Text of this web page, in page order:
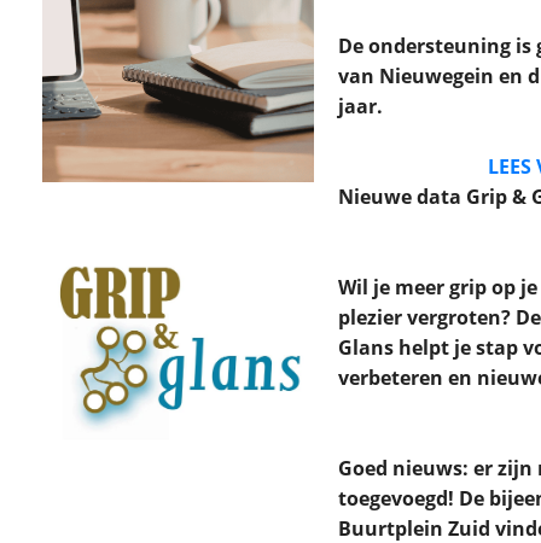
De ondersteuning
van Nieuwegein en
jaar.
LEES
Nieuwe data Grip &
Wil je meer grip op
plezier vergroten?
Glans helpt je stap
verbeteren en
Goed nieuws: er
toegevoegd! De
Buurtplein Zuid